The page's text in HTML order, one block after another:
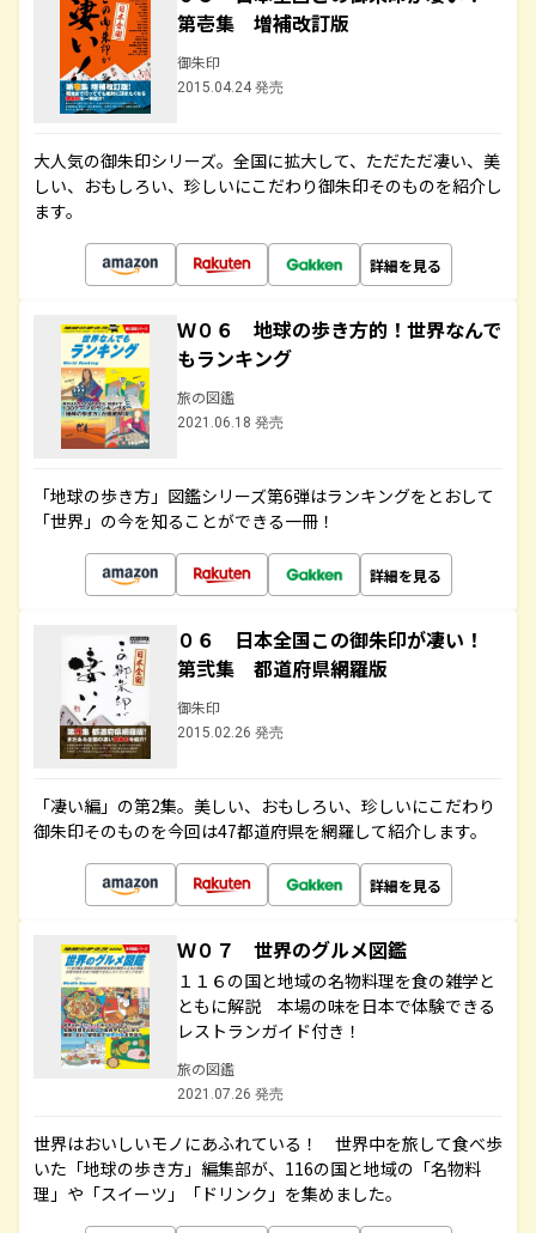
第壱集 増補改訂版
御朱印
2015.04.24 発売
大人気の御朱印シリーズ。全国に拡大して、ただただ凄い、美
しい、おもしろい、珍しいにこだわり御朱印そのものを紹介し
ます。
詳細を見る
Ｗ０６ 地球の歩き方的！世界なんで
もランキング
旅の図鑑
2021.06.18 発売
「地球の歩き方」図鑑シリーズ第6弾はランキングをとおして
「世界」の今を知ることができる一冊！
詳細を見る
０６ 日本全国この御朱印が凄い！
第弐集 都道府県網羅版
御朱印
2015.02.26 発売
「凄い編」の第2集。美しい、おもしろい、珍しいにこだわり
御朱印そのものを今回は47都道府県を網羅して紹介します。
詳細を見る
Ｗ０７ 世界のグルメ図鑑
１１６の国と地域の名物料理を食の雑学と
ともに解説 本場の味を日本で体験できる
レストランガイド付き！
旅の図鑑
2021.07.26 発売
世界はおいしいモノにあふれている！ 世界中を旅して食べ歩
いた「地球の歩き方」編集部が、116の国と地域の「名物料
理」や「スイーツ」「ドリンク」を集めました。